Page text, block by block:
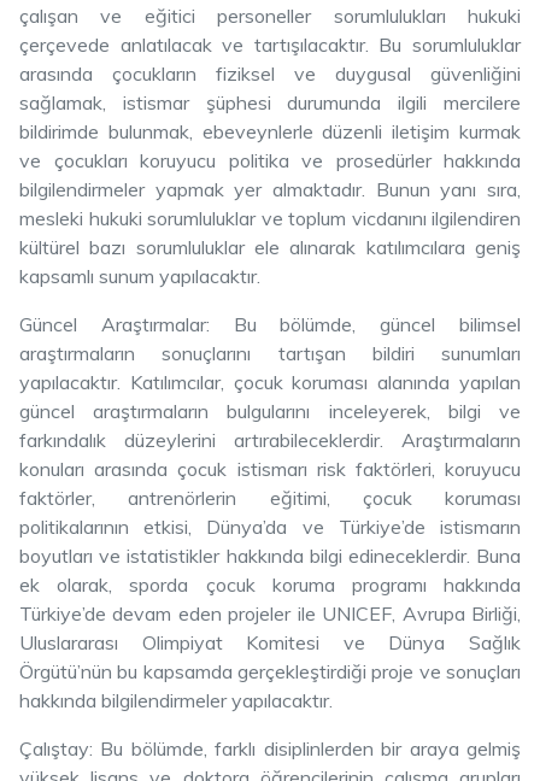
çalışan ve eğitici personeller sorumlulukları hukuki
çerçevede anlatılacak ve tartışılacaktır. Bu sorumluluklar
arasında çocukların fiziksel ve duygusal güvenliğini
sağlamak, istismar şüphesi durumunda ilgili mercilere
bildirimde bulunmak, ebeveynlerle düzenli iletişim kurmak
ve çocukları koruyucu politika ve prosedürler hakkında
bilgilendirmeler yapmak yer almaktadır. Bunun yanı sıra,
mesleki hukuki sorumluluklar ve toplum vicdanını ilgilendiren
kültürel bazı sorumluluklar ele alınarak katılımcılara geniş
kapsamlı sunum yapılacaktır.
Güncel Araştırmalar: Bu bölümde, güncel bilimsel
araştırmaların sonuçlarını tartışan bildiri sunumları
yapılacaktır. Katılımcılar, çocuk koruması alanında yapılan
güncel araştırmaların bulgularını inceleyerek, bilgi ve
farkındalık düzeylerini artırabileceklerdir. Araştırmaların
konuları arasında çocuk istismarı risk faktörleri, koruyucu
faktörler, antrenörlerin eğitimi, çocuk koruması
politikalarının etkisi, Dünya’da ve Türkiye’de istismarın
boyutları ve istatistikler hakkında bilgi edineceklerdir. Buna
ek olarak, sporda çocuk koruma programı hakkında
Türkiye’de devam eden projeler ile UNICEF, Avrupa Birliği,
Uluslararası Olimpiyat Komitesi ve Dünya Sağlık
Örgütü’nün bu kapsamda gerçekleştirdiği proje ve sonuçları
hakkında bilgilendirmeler yapılacaktır.
Çalıştay: Bu bölümde, farklı disiplinlerden bir araya gelmiş